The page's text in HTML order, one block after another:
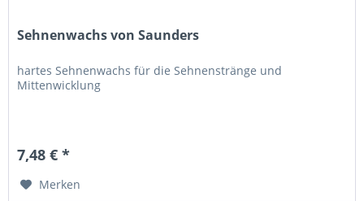
Sehnenwachs von Saunders
hartes Sehnenwachs für die Sehnenstränge und
Mittenwicklung
7,48 € *
Merken